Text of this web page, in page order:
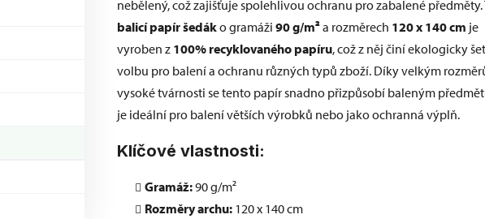
nebělený, což zajišťuje spolehlivou ochranu pro zabalené předměty.
balicí papír šedáko gramáži 90 g/m²a rozměrech 120 x 140 cm je
vyroben z 100% recyklovaného papíru, což z něj činí ekologicky
volbu pro balení a ochranu různých typů zboží. Díky velkým
vysoké tvárnosti se tento papír snadno přizpůsobí baleným
je ideální pro balení větších výrobků nebo jako ochranná výplň.
Klíčové vlastnosti:
Gramáž:90 g/m²
Rozměry archu: 120 x 140 cm